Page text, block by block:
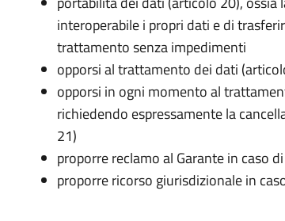
interoperabile i propri dati e di
trattamento senza impedimenti
opporsi al trattamento dei dati
opporsi in ogni momento al
richiedendo espressamente la
21)
proporre reclamo al Garante in caso
proporre ricorso giurisdizionale in